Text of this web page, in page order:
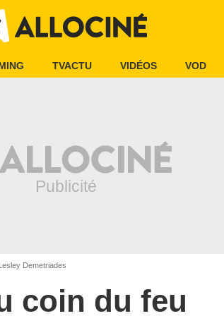
TVACTU VIDÉOS VOD
Demetriades
coin du feu